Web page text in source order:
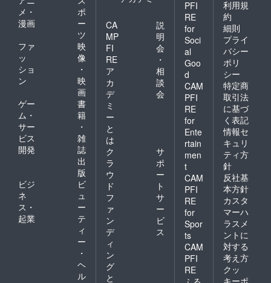
メ・
漫画
ポ
ー
ツ
ファ
ッ
ショ
ン
映
像
・
映
画
ゲー
ム・
サー
ビス
開発
書
籍
・
雑
誌
出
版
ビジ
ネ
ス・
起業
ビ
ュ
ー
テ
ィ
ー
・
ヘ
ル
CA
MP
FI
RE
ア
カ
デ
ミ
ー
と
は
説
明
会
・
相
談
会
ク
ラ
ウ
ド
フ
ァ
ン
デ
ィ
ン
グ
と
サ
ポ
ー
ト
サ
ー
ビ
ス
PFI
RE
for
Soci
al
Goo
d
CAM
PFI
RE
for
Ente
rtain
men
t
CAM
PFI
RE
for
Spor
ts
CAM
PFI
RE
利用規
約
細則
プライ
バシー
ポリ
シー
特定商
取引法
に基づ
く表記
情報セ
キュリ
ティ方
針
反社基
本方針
カスタ
マーハ
ラスメ
ントに
対する
考え方
クッ